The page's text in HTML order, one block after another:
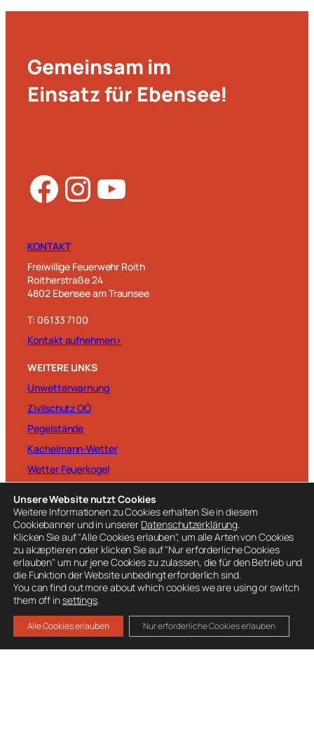
Gemeinsam im
Einsatz für Ebensee!
Facebook InstagramYouTube
KONTAKT
Freiwillige Feuerwehr Roith
Roitherstraße 24
4802 Ebensee am Traunsee
T: 06133 7100
Kontakt aufnehmen>
WEITERE LINKS
Unwetterwarnung
Zivilschutz OÖ
Pegelstände
Kachelmann-Wetter
Wetter Feuerkogel
BESUCHE AUCH
Ausrüstung
Mitglied werden
Unsere Website nutzt Cookies
Weitere Informationen zu Cookies erhalten Sie in diesem
Cookiebanner und in unserer Datenschutzerklärung.
Klicken Sie auf "Alle Cookies erlauben", um alle Arten von Cookies
zu akzeptieren oder klicken Sie auf "Nur erforderliche Cookies
erlauben" um nur jene Cookies zu zulassen, die für den Betrieb und
die Funktion der Website unbedingt erforderlich sind.
You can find out more about which cookies we are using or switch
them off insettings.
Alle Cookies erlauben Nur erforderliche Cookies erlauben